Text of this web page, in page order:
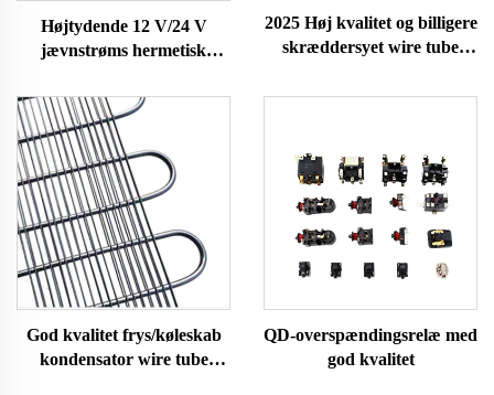
Højtydende 12 V/24 V
jævnstrøms hermetisk
køleanlæg til biler og
køleskabe
2025 Høj kvalitet og billigere
skræddersyet wire tube
korrosionsbestandighed til
God kvalitet frys/køleskab
kondensator wire tube
QD-overspændingsrelæ med
god kvalitet